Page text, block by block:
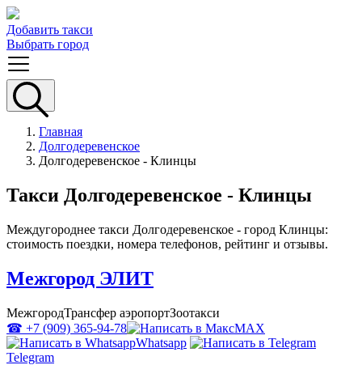
Добавить такси
Выбрать город
Главная
Долгодеревенское
Долгодеревенское - Клинцы
Такси Долгодеревенское - Клинцы
Междугороднее такси Долгодеревенское - город Клинцы:
стоимость поездки, номера телефонов, рейтинг и отзывы.
Межгород ЭЛИТ
МежгородТрансфер аэропортЗоотакси
☎ +7 (909) 365-94-78
MAX
Whatsapp
Telegram